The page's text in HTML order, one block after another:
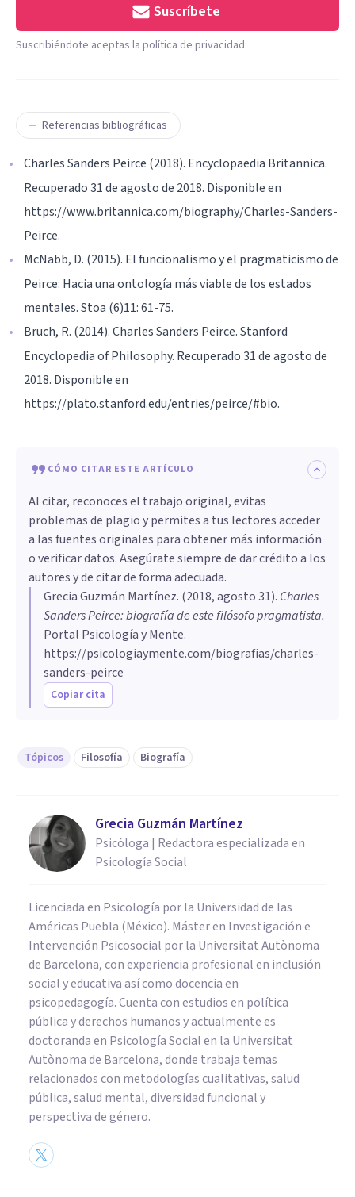
Suscríbete
Suscribiéndote aceptas la política de privacidad
Referencias bibliográficas
Charles Sanders Peirce (2018). Encyclopaedia Britannica.
Recuperado 31 de agosto de 2018. Disponible en
https://www.britannica.com/biography/Charles-Sanders-
Peirce.
McNabb, D. (2015). El funcionalismo y el pragmaticismo de
Peirce: Hacia una ontología más viable de los estados
mentales. Stoa (6)11: 61-75.
Bruch, R. (2014). Charles Sanders Peirce. Stanford
Encyclopedia of Philosophy. Recuperado 31 de agosto de
2018. Disponible en
https://plato.stanford.edu/entries/peirce/#bio.
CÓMO CITAR ESTE ARTÍCULO
Al citar, reconoces el trabajo original, evitas
problemas de plagio y permites a tus lectores acceder
a las fuentes originales para obtener más información
o verificar datos. Asegúrate siempre de dar crédito a los
autores y de citar de forma adecuada.
Grecia Guzmán Martínez. (2018, agosto 31). Charles
Sanders Peirce: biografía de este filósofo pragmatista.
Portal Psicología y Mente.
https://psicologiaymente.com/biografias/charles-
sanders-peirce
Copiar cita
Tópicos Filosofía Biografía
Grecia Guzmán Martínez
Psicóloga | Redactora especializada en
Psicología Social
Licenciada en Psicología por la Universidad de las
Américas Puebla (México). Máster en Investigación e
Intervención Psicosocial por la Universitat Autònoma
de Barcelona, con experiencia profesional en inclusión
social y educativa así como docencia en
psicopedagogía. Cuenta con estudios en política
pública y derechos humanos y actualmente es
doctoranda en Psicología Social en la Universitat
Autònoma de Barcelona, donde trabaja temas
relacionados con metodologías cualitativas, salud
pública, salud mental, diversidad funcional y
perspectiva de género.